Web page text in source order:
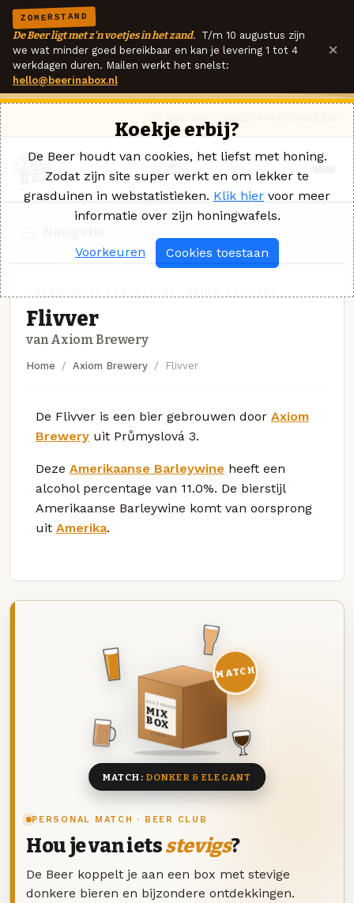
ZOMERSTAND
De Beer ligt met z'n voetjes in het zand. T/m 10 augustus zijn
we wat minder goed bereikbaar en kan je levering 1 tot 4
werkdagen duren. Mailen werkt het snelst:
hello@beerinabox.nl
×
Flivver
van Axiom Brewery
Home Axiom Brewery Flivver
De Flivver is een bier gebrouwen door Axiom
Brewery uit Průmyslová 3.
Deze Amerikaanse Barleywine heeft een
alcohol percentage van 11.0%. De bierstijl
Amerikaanse Barleywine komt van oorsprong
uit Amerika.
PERSONAL MATCH · BEER CLUB
Hou je van ietsstevigs?
De Beer koppelt je aan een box met stevige
donkere bieren en bijzondere ontdekkingen.
DEZE MAAND
MIX
BOX
8 BIEREN
MATCH
MATCH: DONKER & ELEGANT
Koekje erbij?
De Beer houdt van cookies, het liefst met honing.
Zodat zijn site super werkt en om lekker te
grasduinen in webstatistieken. Klik hier voor meer
informatie over zijn honingwafels.
Voorkeuren Cookies toestaan